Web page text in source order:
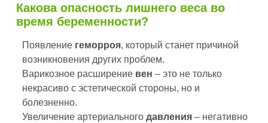
Какова опасность лишнего веса во
время беременности?
Появление геморроя, который станет причиной
возникновения других проблем.
Варикозное расширение вен – это не только
некрасиво с эстетической стороны, но и
болезненно.
Увеличение артериального давления – негативно